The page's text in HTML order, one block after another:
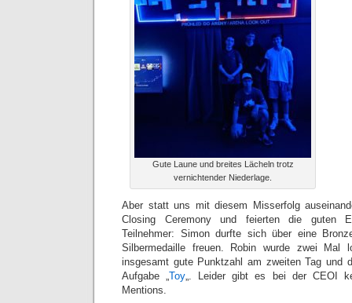
Gute Laune und breites Lächeln trotz
vernichtender Niederlage.
Aber statt uns mit diesem Misserfolg
Closing Ceremony und feierten die guten
Teilnehmer: Simon durfte sich über eine
Silbermedaille freuen. Robin wurde zwei Mal
insgesamt gute Punktzahl am zweiten Tag und
Aufgabe „Toy„. Leider gibt es bei der CEOI
Mentions.